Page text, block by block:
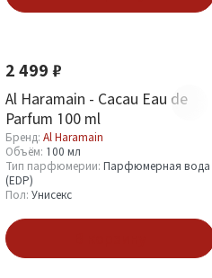
2 499 ₽
Al Haramain - Cacau Eau de
Parfum 100 ml
Бренд: Al Haramain
Объём: 100 мл
Тип парфюмерии: Парфюмерная вода
(EDP)
Пол: Унисекс